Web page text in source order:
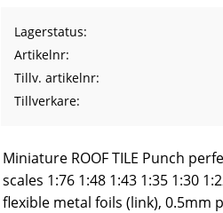
Lagerstatus
Artikelnr
Tillv. artikelnr
Tillverkare
Miniature ROOF TILE Punch
scales 1:76 1:48 1:43 1:35 1:30
flexible metal foils (link), 0.5mm